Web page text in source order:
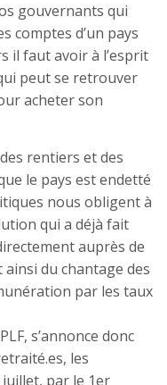
gouvernants qui
comptes d’un pays
il faut avoir à l’esprit
peut se retrouver
acheter son
rentiers et des
le pays est endetté
nous obligent à
qui a déjà fait
auprès de
du chantage des
par les taux
s’annonce donc
les
juillet, par le 1er